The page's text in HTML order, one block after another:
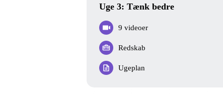
Uge 3: Tænk bedre
9 videoer
Redskab
Ugeplan